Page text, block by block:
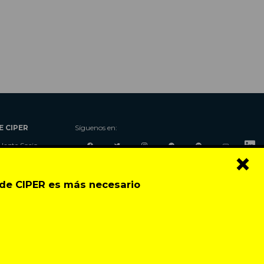
CIPER es más necesario
×
CIPER
Socio
Contacto
Síguenos en: